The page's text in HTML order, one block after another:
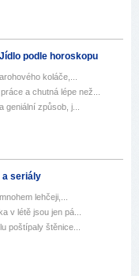
Jídlo podle horoskopu
koláče,...
a chutná lépe než...
způsob, j...
seriály
lehčeji,...
v létě jsou jen pá...
poštípaly štěnice...